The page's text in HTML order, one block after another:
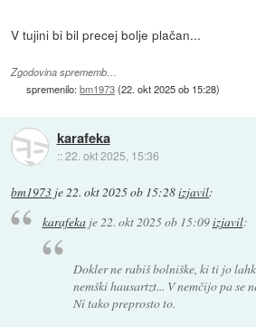
V tujini bi bil precej bolje plačan...
Zgodovina sprememb…
spremenilo:bm1973(22. okt 2025 ob 15:28)
karafeka
::22. okt 2025, 15:36
bm1973 je22. okt 2025 ob 15:28izjavil:
karafekaje22. okt 2025 ob 15:09izjavil:
Dokler ne rabiš bolniške, ki ti jo
nemški hausartzt... V nemčijo pa se
Ni tako preprosto to.